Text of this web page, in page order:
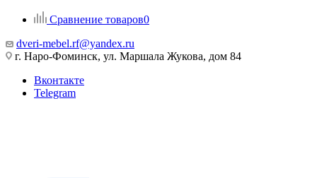
Сравнение товаров0
dveri-mebel.rf@yandex.ru
г. Наро-Фоминск, ул. Маршала Жукова, дом 84
Вконтакте
Telegram